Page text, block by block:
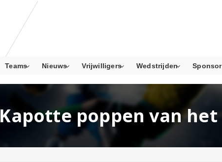
Teams Nieuws Vrijwilligers Wedstrijden
Kapotte poppen van